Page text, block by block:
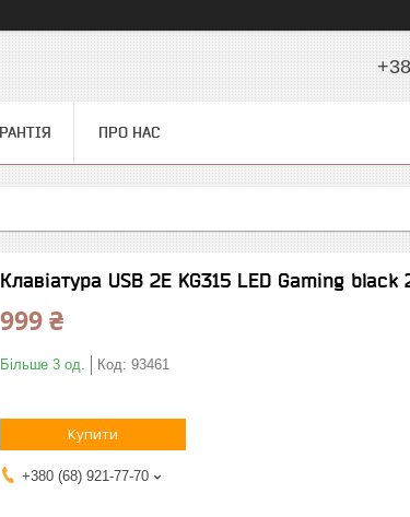
ПРО НАС
Клавіатура USB 2E KG315 LED Gaming black
999 ₴
Більше 3 од. Код: 93461
Купити
+380 (68) 921-77-70